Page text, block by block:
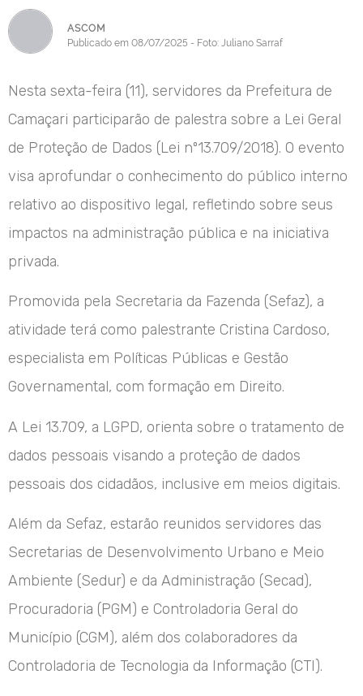
ASCOM
Publicado em 08/07/2025 - Foto: Juliano Sarraf
Nesta sexta-feira (11), servidores da Prefeitura de
Camaçari participarão de palestra sobre a Lei Geral
de Proteção de Dados (Lei nº13.709/2018). O evento
visa aprofundar o conhecimento do público interno
relativo ao dispositivo legal, refletindo sobre seus
impactos na administração pública e na iniciativa
privada.
Promovida pela Secretaria da Fazenda (Sefaz), a
atividade terá como palestrante Cristina Cardoso,
especialista em Políticas Públicas e Gestão
Governamental, com formação em Direito.
A Lei 13.709, a LGPD, orienta sobre o tratamento de
dados pessoais visando a proteção de dados
pessoais dos cidadãos, inclusive em meios digitais.
Além da Sefaz, estarão reunidos servidores das
Secretarias de Desenvolvimento Urbano e Meio
Ambiente (Sedur) e da Administração (Secad),
Procuradoria (PGM) e Controladoria Geral do
Município (CGM), além dos colaboradores da
Controladoria de Tecnologia da Informação (CTI).